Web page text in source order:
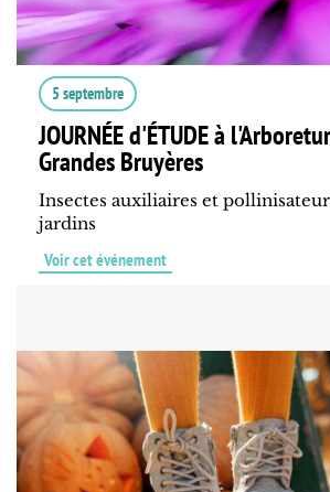
5 septembre
JOURNÉE d'ÉTUDE à
Grandes Bruyères
Insectes auxiliaires et
jardins
Voir cet événement